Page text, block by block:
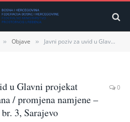
» Objave » Javni poziv za uvid u Glavni projekat rekonstrukcije stana / promjena namjene – ul. Valtera Perića br. 3, Sarajevo
u Glavni projekat
/ promjena namjene –
3, Sarajevo
0